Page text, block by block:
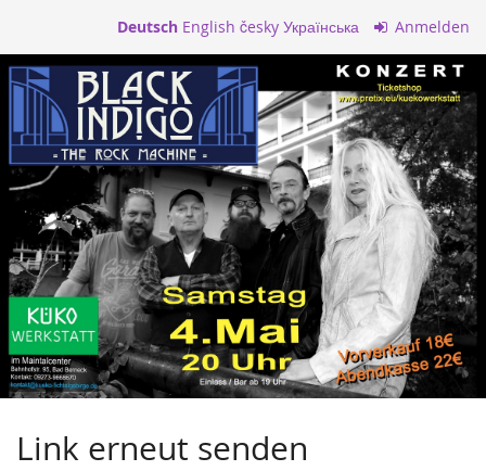
Inhalt
springen
Deutsch English česky Українська Anmelden
Link erneut senden